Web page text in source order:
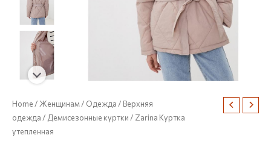
Home/Женщинам/ Одежда/ Верхняя
одежда/ Демисезонные куртки/ Zarina Куртка
утепленная